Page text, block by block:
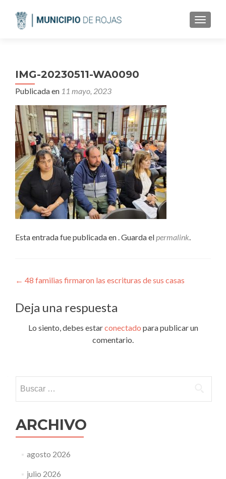
IMG-20230511-WA0090
Publicada en 11 mayo, 2023
Esta entrada fue publicada en . Guarda elpermalink.
Navegación
de
entradas
← 48 familias firmaron las escrituras de sus casas
Deja una respuesta
Lo siento, debes estarconectado para publicar un
comentario.
ARCHIVO
agosto 2026
julio 2026